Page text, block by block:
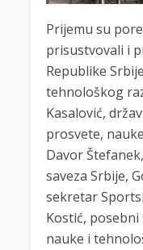
Prijemu su
prisustvovali i
Republike
tehnološkog
Kasalović,
prosvete,
Davor
saveza Srbije,
sekretar
Kostić,
nauke i